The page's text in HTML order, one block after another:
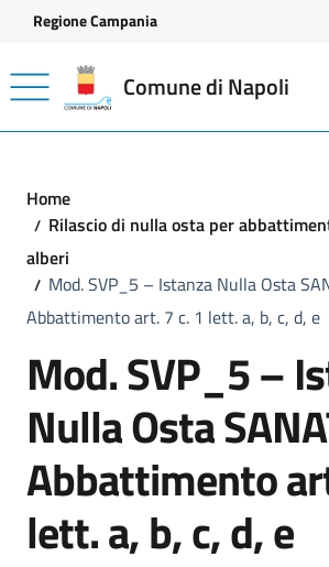
Vai ai contenuti
Vai al footer
Regione Campania
Comune di Napoli
Home
Rilascio di nulla osta per
alberi
Mod. SVP_5 – Istanza Nulla Osta
Abbattimento art. 7 c. 1 lett. a, b, c, d, e
Mod. SVP_5 –
Nulla Osta
Abbattimento
lett. a, b, c, d, e